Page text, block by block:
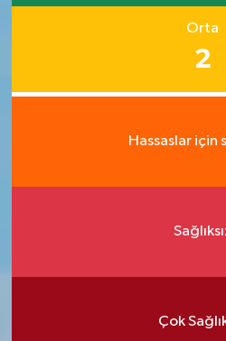
Orta
2
Hassaslar için
Çok